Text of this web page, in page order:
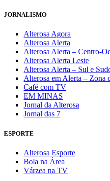
JORNALISMO
Alterosa Agora
Alterosa Alerta
Alterosa Alerta – Centro-
Alterosa Alerta Leste
Alterosa Alerta – Sul e
Alterosa em Alerta – Zona
Café com TV
EM MINAS
Jornal da Alterosa
Jornal das 7
ESPORTE
Alterosa Esporte
Bola na Área
Várzea na TV